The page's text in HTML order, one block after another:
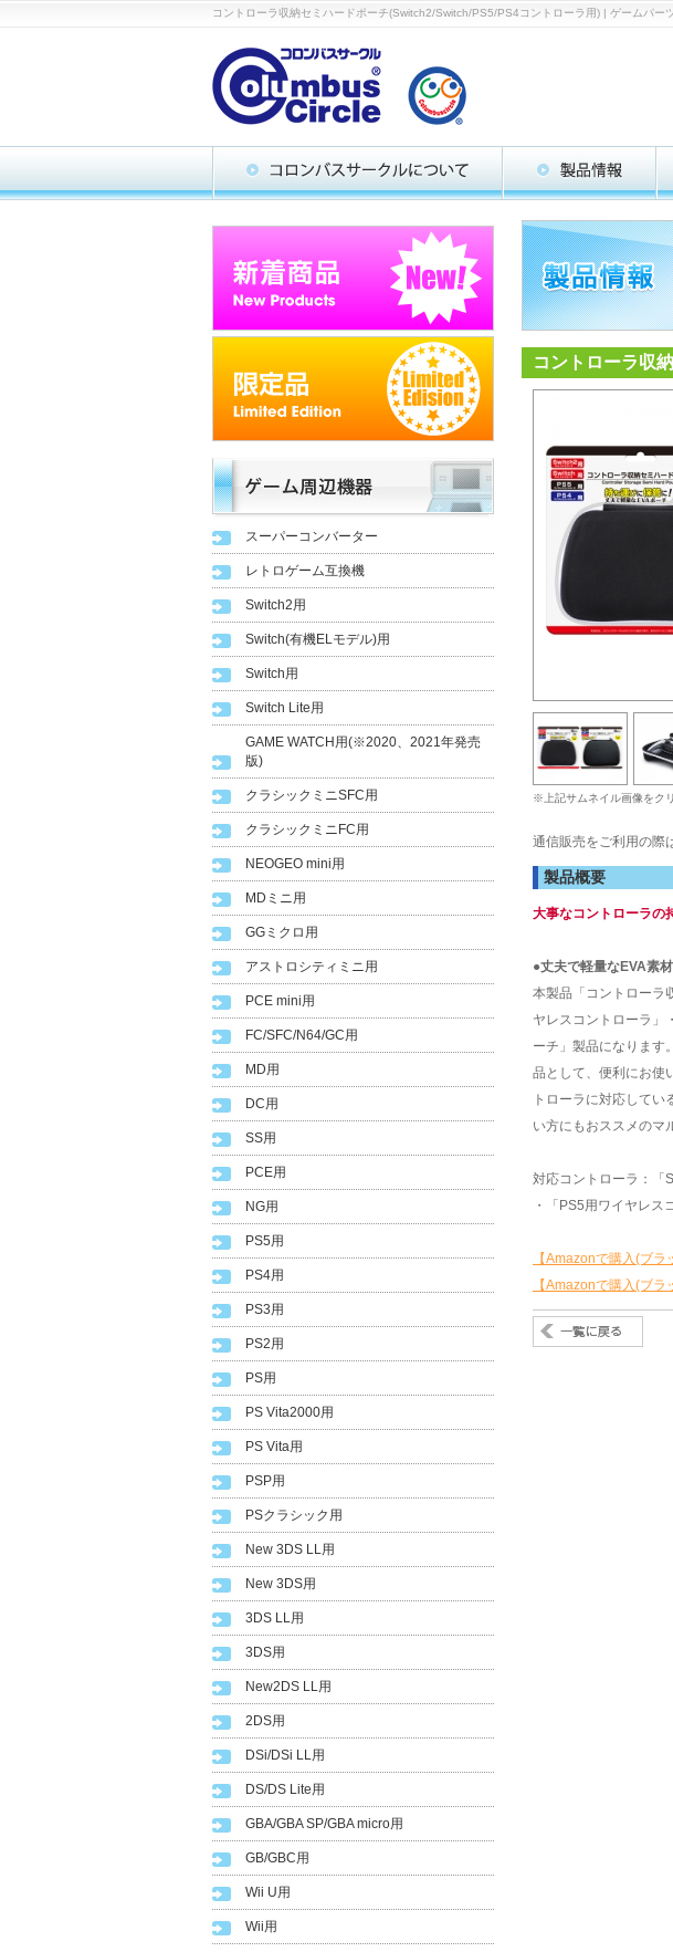
コントローラ収納セミハードポーチ(Switch2/Switch/PS5/PS4コントローラ用) | ゲームパー
スーパーコンバーター
レトロゲーム互換機
Switch2用
Switch(有機ELモデル)用
Switch用
Switch Lite用
GAME WATCH用(※2020、2021年発売
版)
クラシックミニSFC用
クラシックミニFC用
NEOGEO mini用
MDミニ用
GGミクロ用
アストロシティミニ用
PCE mini用
FC/SFC/N64/GC用
MD用
DC用
SS用
PCE用
NG用
PS5用
PS4用
PS3用
PS2用
PS用
PS Vita2000用
PS Vita用
PSP用
PSクラシック用
New 3DS LL用
New 3DS用
3DS LL用
3DS用
New2DS LL用
2DS用
DSi/DSi LL用
DS/DS Lite用
GBA/GBA SP/GBA micro用
GB/GBC用
Wii U用
Wii用
コントローラ収
※上記サムネイル画像をク
通信販売をご利用の際
製品概要
大事なコントローラの
●丈夫で軽量なEVA素
本製品「コントローラ
ヤレスコントローラ」
ーチ」製品になります
品として、便利にお使
トローラに対応して
い方にもおススメのマ
対応コントローラ：「
・「PS5用ワイヤレス
【Amazonで購入(ブラ
【Amazonで購入(ブラ